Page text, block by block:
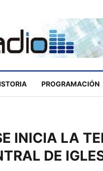
PROGRAMACIÓN
INICIA LA
DE